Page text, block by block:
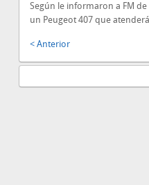
Según le informaron a FM
un Peugeot 407 que
< Anterior